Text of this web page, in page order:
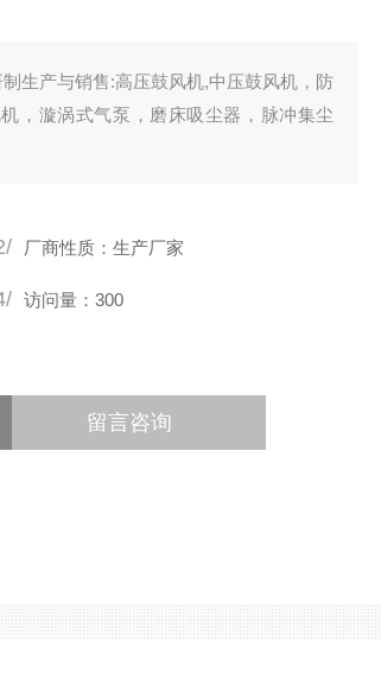
生产与销售:高压鼓风机,中压鼓风机，防
，漩涡式气泵，磨床吸尘器，脉冲集尘
厂商性质：生产厂家
访问量：300
留言咨询